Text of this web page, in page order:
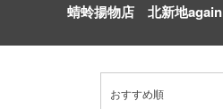
蜻蛉揚物店 北新地again
おすすめ順